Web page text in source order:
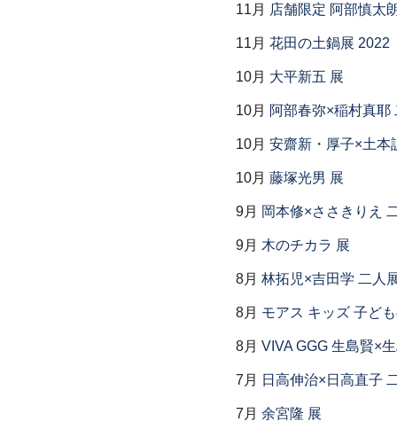
11月 店舗限定 阿部慎太
11月 花田の土鍋展 2022
10月 大平新五 展
10月 阿部春弥×稲村真耶
10月 安齋新・厚子×土本
10月 藤塚光男 展
9月 岡本修×ささきりえ
9月 木のチカラ 展
8月 林拓児×吉田学 二人
8月 モアス キッズ 子ど
8月 VIVA GGG 生島賢×
7月 日高伸治×日高直子
7月 余宮隆 展